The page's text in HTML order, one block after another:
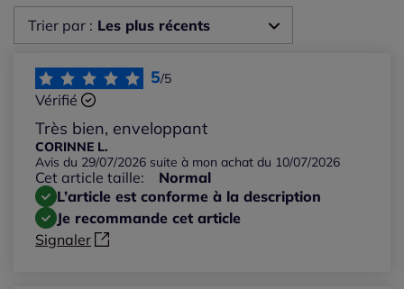
Trier par : Les plus récents
Les plus récents
Les plus anciens
Notes les plus élevées
Notes les plus basses
5/5
Vérifié
Très bien, enveloppant
CORINNE L.
Avis du 29/07/2026 suite à mon achat du 10/07/2026
Cet article taille:
Normal
L’article est conforme à la description
Je recommande cet article
Signaler